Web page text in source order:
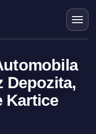
Depozita,
Kartice